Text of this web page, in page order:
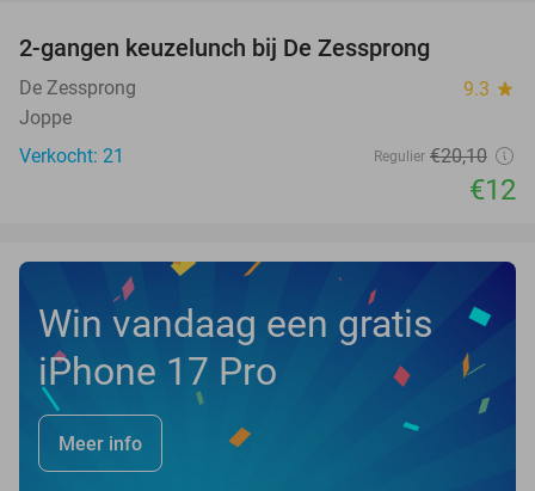
NEW
TODAY
2-gangen keuzelunch bij De Zessprong
De Zessprong 9.3 star
Joppe
Verkocht: 21
Regulier €20,10
€12
Win vandaag een gratis
iPhone 17 Pro
Meer info